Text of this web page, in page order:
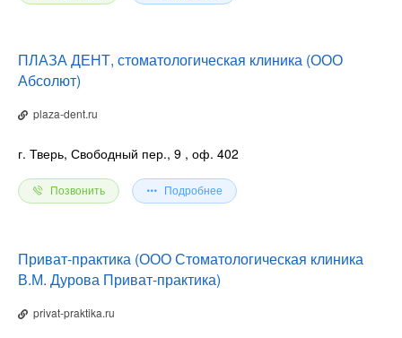
ПЛАЗА ДЕНТ, стоматологическая клиника (ООО
Абсолют)
plaza-dent.ru
г. Тверь, Свободный пер., 9 , оф. 402
Позвонить Подробнее
Приват-практика (ООО Стоматологическая клиника
В.М. Дурова Приват-практика)
privat-praktika.ru